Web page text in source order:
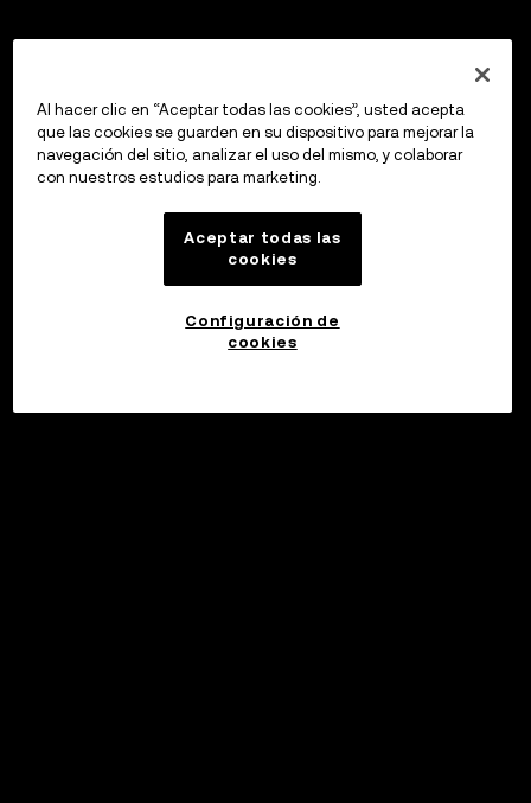
Al hacer clic en “Aceptar todas las cookies”, usted acepta
que las cookies se guarden en su dispositivo para mejorar la
navegación del sitio, analizar el uso del mismo, y colaborar
con nuestros estudios para marketing.
Aceptar todas las
cookies
Configuración de
cookies